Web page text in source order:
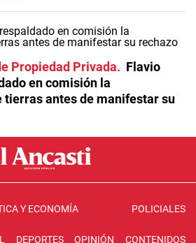
Propiedad Privada
Flavio
en comisión la
antes de manifestar su
Y ECONOMÍA POLICIALES
DEPORTES OPINIÓN CONTENIDOS